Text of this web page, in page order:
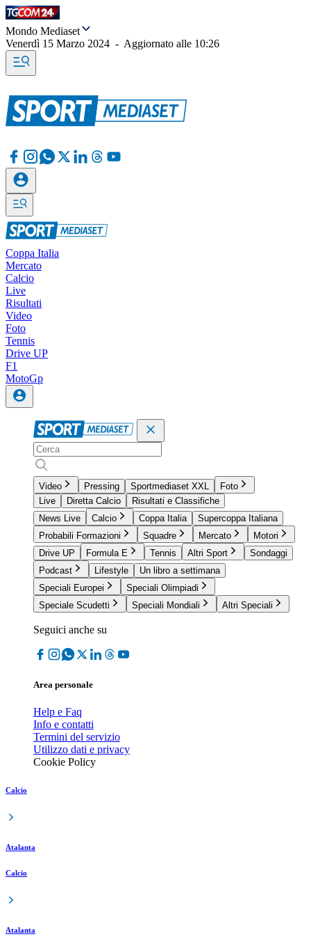
Mondo Mediaset
Venerdì 15 Marzo 2024 - Aggiornato alle 10:26
Coppa Italia
Mercato
Calcio
Live
Risultati
Video
Foto
Tennis
Drive UP
F1
MotoGp
Video Pressing Sportmediaset XXL
Foto
Live
Diretta Calcio
Risultati e Classifiche
News Live
Calcio Coppa Italia
Supercoppa Italiana
Probabili Formazioni
Squadre Mercato
Motori
Drive UP
Formula E Tennis Altri Sport
Sondaggi
Podcast
Lifestyle
Un libro a settimana
Speciali Europei
Speciali Olimpiadi
Speciale Scudetti
Speciali Mondiali Altri Speciali
Seguici anche su
Area personale
Help e Faq
Info e contatti
Termini del servizio
Utilizzo dati e privacy
Cookie Policy
Calcio
Atalanta
Calcio
Atalanta